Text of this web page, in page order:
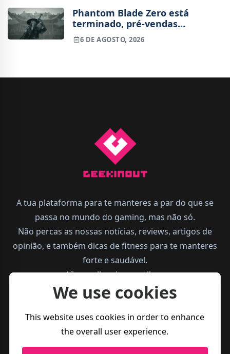
Phantom Blade Zero está
terminado, pré-vendas
começam na próxima semana
6 DE AGOSTO, 2026
A tua plataforma para te manteres a par do que se
passa no mundo do gaming, mas não só.
Não percas as nossas notícias, reviews, artigos de
opinião, e também dicas de fitness para te manteres
forte e saudável.
Vive melhor, joga melhor.
We use cookies
This website uses cookies in order to enhance
the overall user experience.